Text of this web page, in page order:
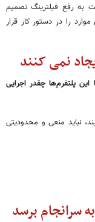
به رفع فیلترینگ تصمیم
را در دستور کار قرار
نمی کنند
پلتفرم‌ها چقدر اجرایی
نباید منعی و محدودیتی
سرانجام برسد